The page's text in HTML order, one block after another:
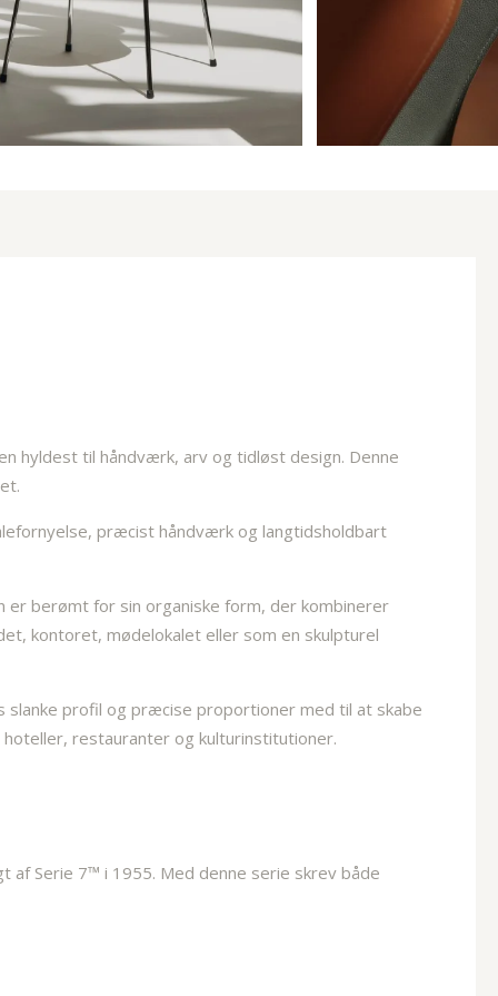
hyldest til håndværk, arv og tidløst design. Denne
præcist håndværk og langtidsholdbart
berømt for sin organiske form, der kombinerer
kontoret, mødelokalet eller som en skulpturel
profil og præcise proportioner med til at skabe
restauranter og kulturinstitutioner.
af Serie 7™ i 1955. Med denne serie skrev både